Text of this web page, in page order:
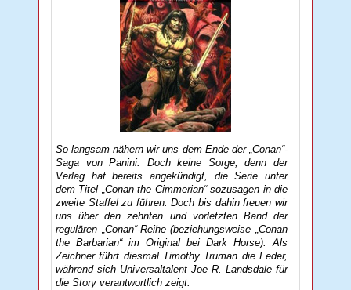
So langsam nähern wir uns dem Ende der „Conan“-
Saga von Panini. Doch keine Sorge, denn der
Verlag hat bereits angekündigt, die Serie unter
dem Titel „Conan the Cimmerian“ sozusagen in die
zweite Staffel zu führen. Doch bis dahin freuen wir
uns über den zehnten und vorletzten Band der
regulären „Conan“-Reihe (beziehungsweise „Conan
the Barbarian“ im Original bei Dark Horse). Als
Zeichner führt diesmal Timothy Truman die Feder,
während sich Universaltalent Joe R. Landsdale für
die Story verantwortlich zeigt.